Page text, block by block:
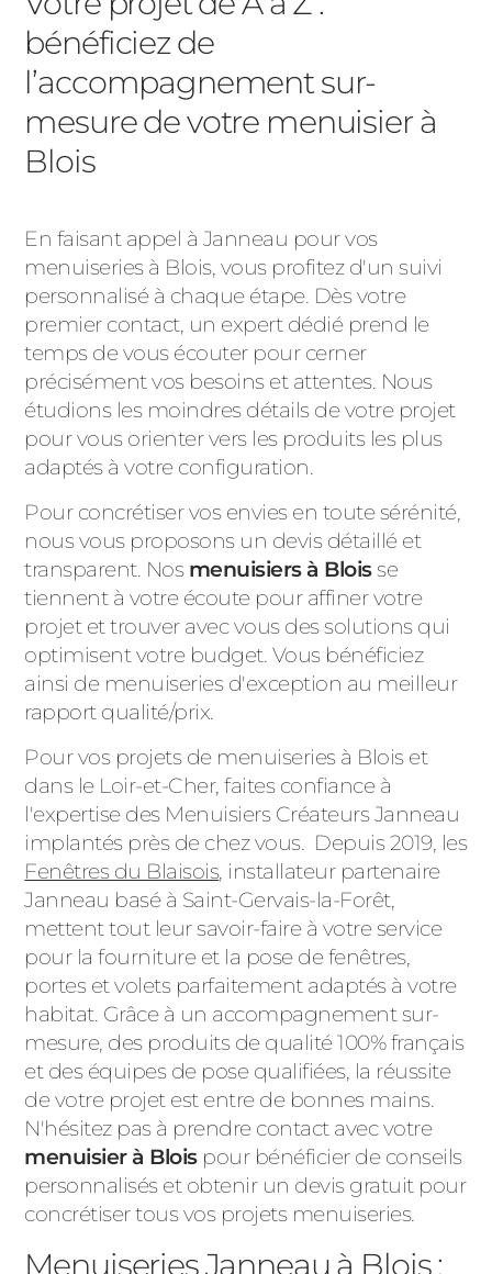
bénéficiez de
l’accompagnement sur-
mesure de votre menuisier à
Blois
En faisant appel à Janneau pour vos
menuiseries à Blois, vous profitez d'un suivi
personnalisé à chaque étape. Dès votre
premier contact, un expert dédié prend le
temps de vous écouter pour cerner
précisément vos besoins et attentes. Nous
étudions les moindres détails de votre projet
pour vous orienter vers les produits les plus
adaptés à votre configuration.
Pour concrétiser vos envies en toute sérénité,
nous vous proposons un devis détaillé et
transparent. Nosmenuisiers à Bloisse
tiennent à votre écoute pour affiner votre
projet et trouver avec vous des solutions qui
optimisent votre budget. Vous bénéficiez
ainsi de menuiseries d'exception au meilleur
rapport qualité/prix.
Pour vos projets de menuiseries à Blois et
dans le Loir-et-Cher, faites confiance à
l'expertise des Menuisiers Créateurs Janneau
implantés près de chez vous. Depuis 2019, les
Fenêtres du Blaisois, installateur partenaire
Janneau basé à Saint-Gervais-la-Forêt,
mettent tout leur savoir-faire à votre service
pour la fourniture et la pose de fenêtres,
portes et volets parfaitement adaptés à votre
habitat. Grâce à un accompagnement sur-
mesure, des produits de qualité 100% français
et des équipes de pose qualifiées, la réussite
de votre projet est entre de bonnes mains.
N'hésitez pas à prendre contact avec votre
menuisier à Bloispour bénéficier de conseils
personnalisés et obtenir un devis gratuit pour
concrétiser tous vos projets menuiseries.
Menuiseries Janneau à Blois :